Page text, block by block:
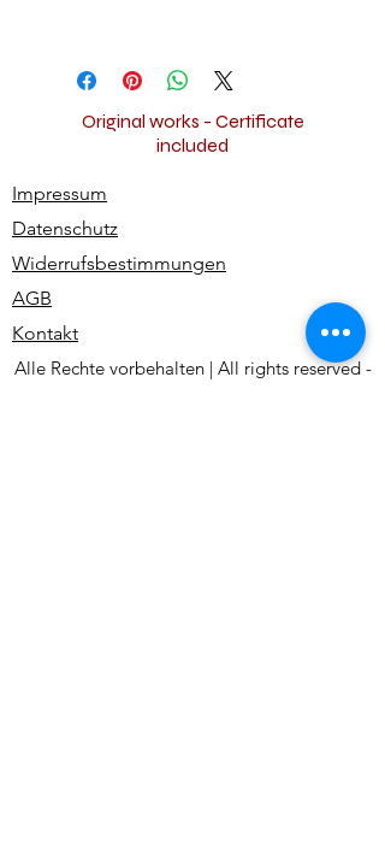
Original works - Certificate
included
Impressum
Datenschutz
Widerrufsbestimmungen
AGB
Kontakt
Alle Rechte vorbehalten | All rights reserved -